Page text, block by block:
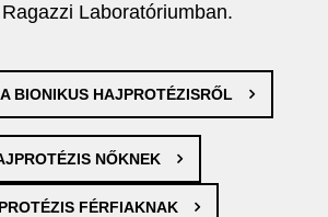
Laboratóriumban.
BIONIKUS HAJPROTÉZISRŐL
NŐKNEK
FÉRFIAKNAK